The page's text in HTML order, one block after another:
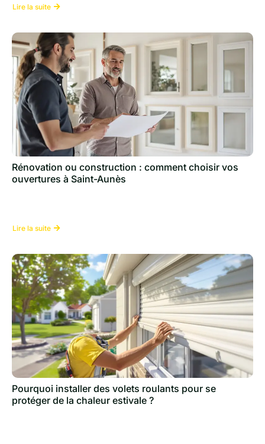
Lire la suite
Rénovation ou construction : comment choisir vos
ouvertures à Saint-Aunès
Lire la suite
Pourquoi installer des volets roulants pour se
protéger de la chaleur estivale ?